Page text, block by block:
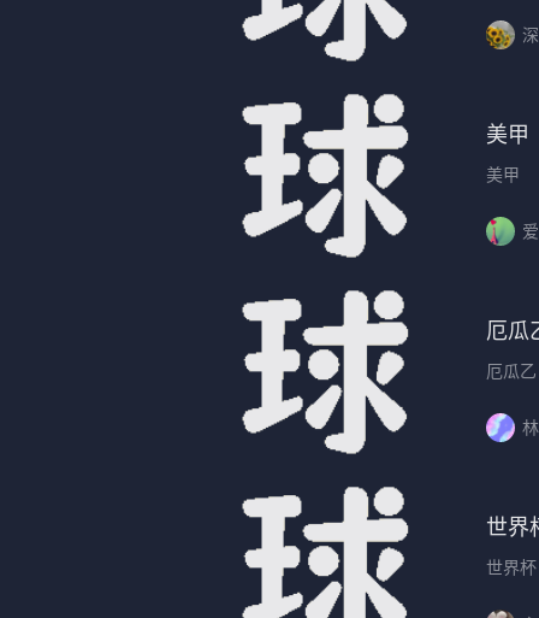
美甲
美甲
厄瓜
厄瓜乙
世界
世界杯